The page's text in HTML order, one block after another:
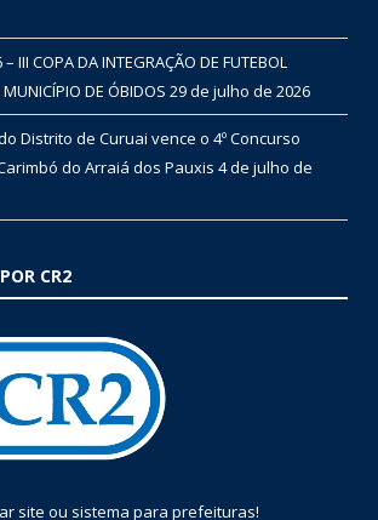
III COPA DA INTEGRAÇÃO DE FUTEBOL
DE ÓBIDOS 29 de julho de 2026
Distrito de Curuai vence o 4º Concurso
do Arraiá dos Pauxis 4 de julho de
CR2
site ou sistema para prefeituras!